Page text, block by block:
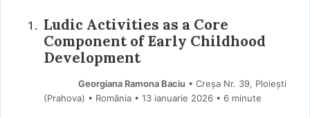
Ludic Activities as a Core
Component of Early Childhood
Development
Georgiana Ramona Baciu • Creșa Nr. 39, Ploiești
(Prahova) • România
13 ianuarie 2026 • 6 minute